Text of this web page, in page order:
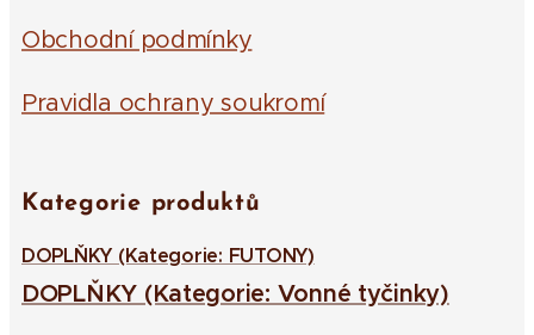
Obchodní podmínky
Pravidla ochrany soukromí
Kategorie produktů
DOPLŇKY (Kategorie: FUTONY)
DOPLŇKY (Kategorie: Vonné tyčinky)